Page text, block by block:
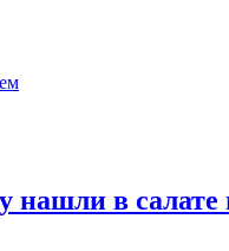
в салате